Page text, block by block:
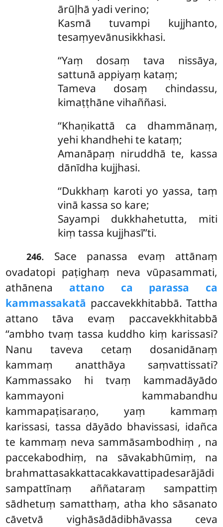
ārūḷhā yadi verino;
Kasmā tuvampi kujjhanto,
tesaṃyevānusikkhasi.
‘‘Yaṃ dosaṃ tava nissāya,
sattunā appiyaṃ kataṃ;
Tameva dosaṃ chindassu,
kimaṭṭhāne vihaññasi.
‘‘Khaṇikattā ca dhammānaṃ,
yehi khandhehi te kataṃ;
Amanāpaṃ niruddhā te, kassa
dānīdha kujjhasi.
‘‘Dukkhaṃ karoti yo yassa, taṃ
vinā kassa so kare;
Sayampi dukkhahetutta, miti
kiṃ tassa kujjhasī’’ti.
246. Sace panassa evaṃ attānaṃ
ovadatopi paṭighaṃ neva vūpasammati,
athānena attano ca parassa ca
kammassakatā paccavekkhitabbā. Tattha
attano tāva evaṃ paccavekkhitabbā
‘‘ambho tvaṃ tassa kuddho kiṃ karissasi?
Nanu taveva cetaṃ dosanidānaṃ
kammaṃ anatthāya saṃvattissati?
Kammassako hi tvaṃ kammadāyādo
kammayoni kammabandhu
kammapaṭisaraṇo, yaṃ kammaṃ
karissasi, tassa dāyādo bhavissasi, idañca
te kammaṃ neva sammāsambodhiṃ , na
paccekabodhiṃ, na sāvakabhūmiṃ, na
brahmattasakkattacakkavattipadesarājādi
sampattīnaṃ aññataraṃ sampattiṃ
sādhetuṃ samatthaṃ, atha kho sāsanato
cāvetvā vighāsādādibhāvassa ceva